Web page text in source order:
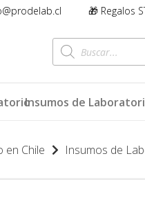
🎁 Regalos
Búsqueda
de
productos
Insumos de
en Chile Insumos de